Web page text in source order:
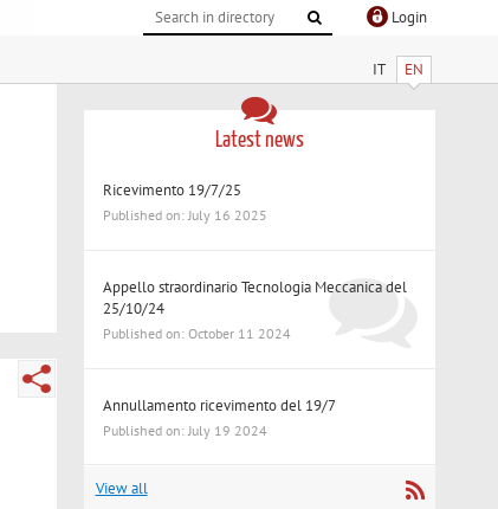
Login
IT EN
Latest news
Ricevimento 19/7/25
Published on: July 16 2025
Appello straordinario Tecnologia Meccanica del
25/10/24
Published on: October 11 2024
Annullamento ricevimento del 19/7
Published on: July 19 2024
View all